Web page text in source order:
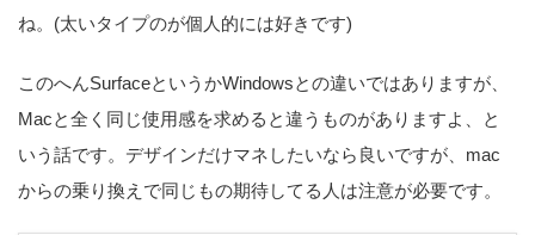
ね。(太いタイプのが個人的には好きです)
このへんSurfaceというかWindowsとの違いではありますが、
Macと全く同じ使用感を求めると違うものがありますよ、と
いう話です。デザインだけマネしたいなら良いですが、mac
からの乗り換えで同じもの期待してる人は注意が必要です。